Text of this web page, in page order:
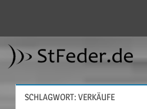
springen
SCHLAGWORT: VERKÄUFE